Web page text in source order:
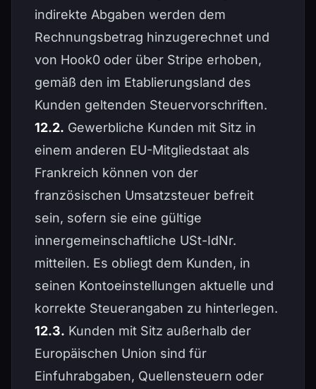
indirekte Abgaben werden dem
Rechnungsbetrag hinzugerechnet und
von Hook0 oder über Stripe erhoben,
gemäß den im Etablierungsland des
Kunden geltenden Steuervorschriften.
12.2. Gewerbliche Kunden mit Sitz in
einem anderen EU-Mitgliedstaat als
Frankreich können von der
französischen Umsatzsteuer befreit
sein, sofern sie eine gültige
innergemeinschaftliche USt-IdNr.
mitteilen. Es obliegt dem Kunden, in
seinen Kontoeinstellungen aktuelle und
korrekte Steuerangaben zu hinterlegen.
12.3. Kunden mit Sitz außerhalb der
Europäischen Union sind für
Einfuhrabgaben, Quellensteuern oder